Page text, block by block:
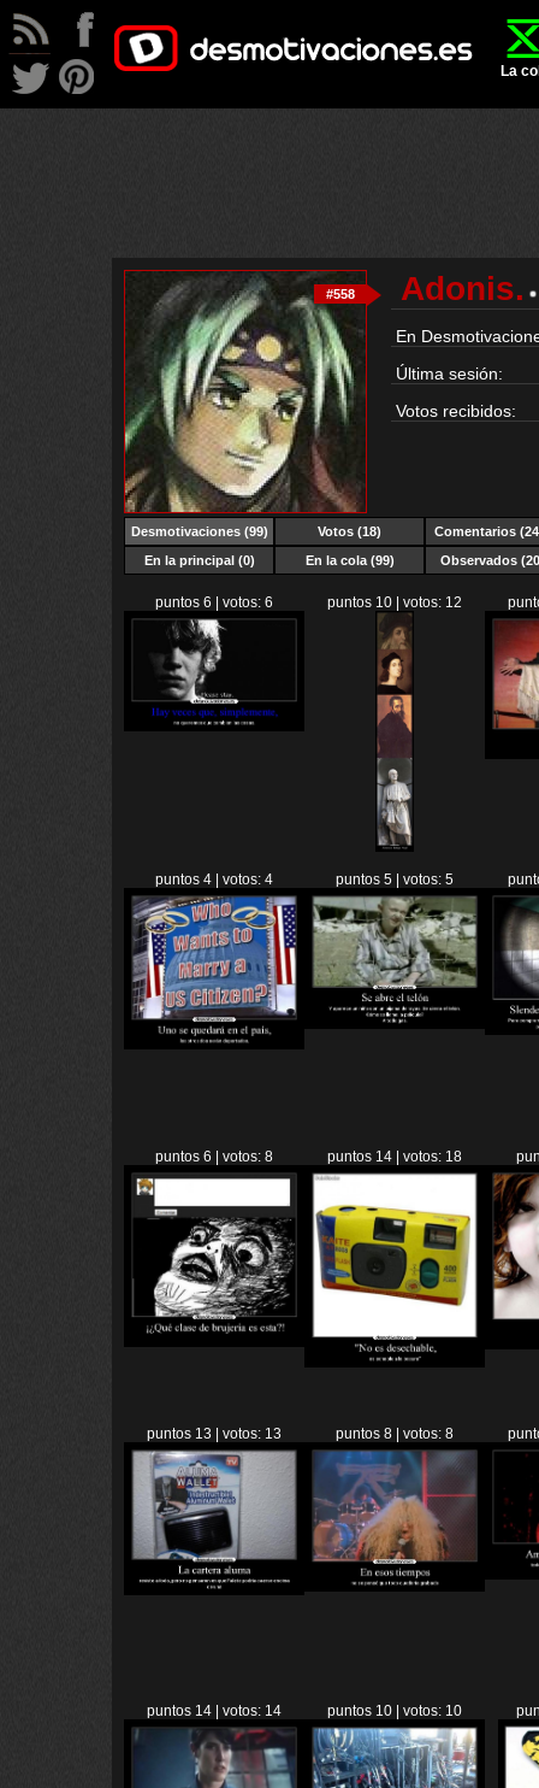
La
#558 Adonis.
En
Última sesión:
Votos recibidos:
Desmotivaciones(99) Votos (18)
Comentarios
En la principal (0)
En la cola (99) Observados
puntos 6 | votos: 6 puntos 10 | votos: 12
puntos 4 | votos: 4 puntos 5 | votos: 5
puntos 6 | votos: 8 puntos 14 | votos: 18
puntos 13 | votos: 13 puntos 8 | votos: 8
puntos 14 | votos: 14 puntos 10 | votos: 10